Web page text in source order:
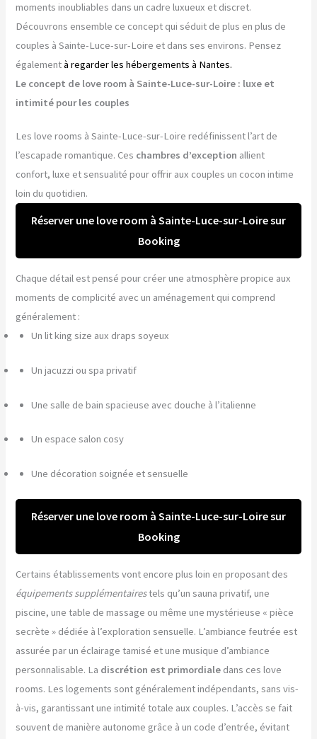
moments inoubliables dans un cadre luxueux et discret.
Découvrons ensemble ce concept qui séduit de plus en plus de
couples à Sainte-Luce-sur-Loire et dans ses environs. Pensez
égalementà regarder les hébergements à Nantes.
Le concept de love room à Sainte-Luce-sur-Loire : luxe et
intimité pour les couples
Les love rooms à Sainte-Luce-sur-Loire redéfinissent l’art de
l’escapade romantique. Ces chambres d’exception allient
confort, luxe et sensualité pour offrir aux couples un cocon intime
loin du quotidien.
Réserver une love room à Sainte-Luce-sur-Loire sur
Booking
Chaque détail est pensé pour créer une atmosphère propice aux
moments de complicité avec un aménagement qui comprend
généralement :
Un lit king size aux draps soyeux
Un jacuzzi ou spa privatif
Une salle de bain spacieuse avec douche à l’italienne
Un espace salon cosy
Une décoration soignée et sensuelle
Réserver une love room à Sainte-Luce-sur-Loire sur
Booking
Certains établissements vont encore plus loin en proposant des
équipements supplémentairestels qu’un sauna privatif, une
piscine, une table de massage ou même une mystérieuse « pièce
secrète » dédiée à l’exploration sensuelle. L’ambiance feutrée est
assurée par un éclairage tamisé et une musique d’ambiance
personnalisable. La discrétion est primordiale dans ces love
rooms. Les logements sont généralement indépendants, sans vis-
à-vis, garantissant une intimité totale aux couples. L’accès se fait
souvent de manière autonome grâce à un code d’entrée, évitant